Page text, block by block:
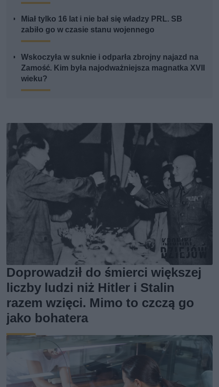
Miał tylko 16 lat i nie bał się władzy PRL. SB
zabiło go w czasie stanu wojennego
Wskoczyła w suknie i odparła zbrojny najazd na
Zamość. Kim była najodważniejsza magnatka XVII
wieku?
Doprowadził do śmierci większej
liczby ludzi niż Hitler i Stalin
razem wzięci. Mimo to czczą go
jako bohatera